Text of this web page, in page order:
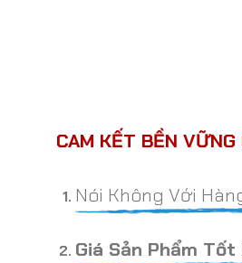
CAM KẾT BỀN
Nói Không Với
Giá Sản Phẩm